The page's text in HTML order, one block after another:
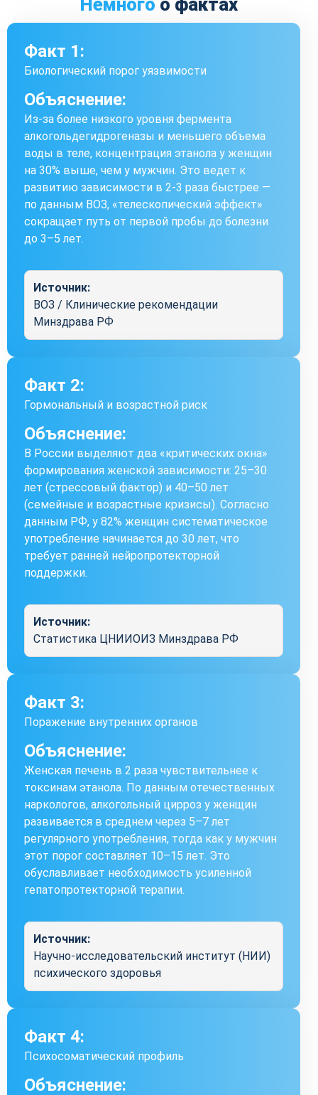
Факт 1:
Биологический порог уязвимости
Объяснение:
Из-за более низкого уровня фермента
алкогольдегидрогеназы и меньшего объема
воды в теле, концентрация этанола у женщин
на 30% выше, чем у мужчин. Это ведет к
развитию зависимости в 2-3 раза быстрее —
по данным ВОЗ, «телескопический эффект»
сокращает путь от первой пробы до болезни
до 3–5 лет.
Источник:
ВОЗ / Клинические рекомендации
Минздрава РФ
Факт 2:
Гормональный и возрастной риск
Объяснение:
В России выделяют два «критических окна»
формирования женской зависимости: 25–30
лет (стрессовый фактор) и 40–50 лет
(семейные и возрастные кризисы). Согласно
данным РФ, у 82% женщин систематическое
употребление начинается до 30 лет, что
требует ранней нейропротекторной
поддержки.
Источник:
Статистика ЦНИИОИЗ Минздрава РФ
Факт 3:
Поражение внутренних органов
Объяснение:
Женская печень в 2 раза чувствительнее к
токсинам этанола. По данным отечественных
наркологов, алкогольный цирроз у женщин
развивается в среднем через 5–7 лет
регулярного употребления, тогда как у мужчин
этот порог составляет 10–15 лет. Это
обуславливает необходимость усиленной
гепатопротекторной терапии.
Источник:
Научно-исследовательский институт (НИИ)
психического здоровья
Факт 4:
Психосоматический профиль
Объяснение: